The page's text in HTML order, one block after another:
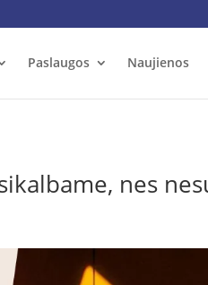
Paslaugos Naujienos
nes